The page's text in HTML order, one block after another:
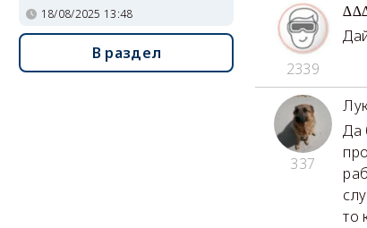
2339
337
Да
то
18/08/2025 13:48
В раздел